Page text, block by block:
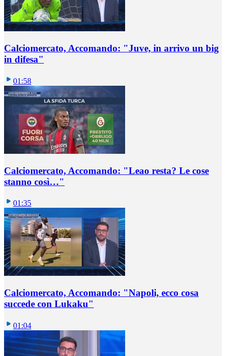
Calciomercato, Accomando: "Juve, in arrivo un big
in difesa"
01:58
Calciomercato, Accomando: "Leao resta? Le cose
stanno così…"
01:35
Calciomercato, Accomando: "Napoli, ecco cosa
succede con Lukaku"
01:04